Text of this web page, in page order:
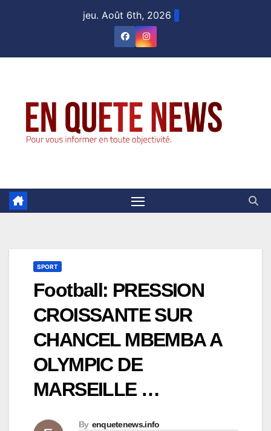
jeu. Août 6th, 2026
SPORT
Football: PRESSION
CROISSANTE SUR
CHANCEL MBEMBA A
OLYMPIC DE
MARSEILLE …
By enquetenews.info